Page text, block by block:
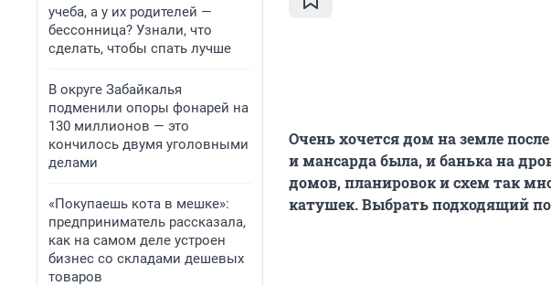
учеба, а у их родителей —
бессонница? Узнали, что
сделать, чтобы спать лучше
В округе Забайкалья
подменили опоры фонарей на
130 миллионов — это
кончилось двумя уголовными
делами
«Покупаешь кота в мешке»:
предприниматель рассказала,
как на самом деле устроен
бизнес со складами дешевых
товаров
Очень хочется дом на земле
и мансарда была, и банька на
домов, планировок и схем так
катушек. Выбрать подходящий